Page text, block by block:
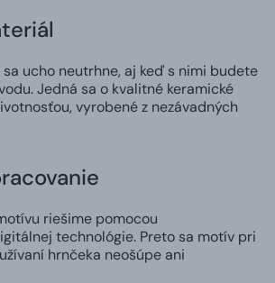
ucho neutrhne, aj keď s nimi budete
Jedná sa o kvalitné keramické
vyrobené z nezávadných
riešime pomocou
technológie. Preto sa motív pri
hrnčeka neošúpe ani